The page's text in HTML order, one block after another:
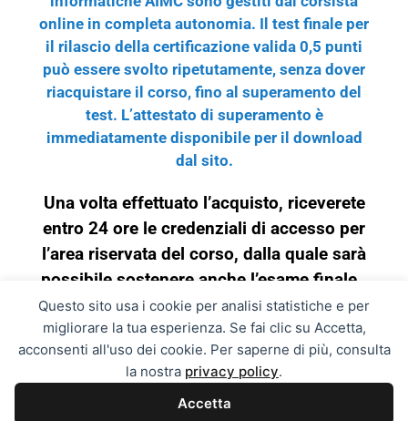
Questo sito usa i cookie per analisi statistiche e per
migliorare la tua esperienza. Se fai clic su Accetta,
acconsenti all'uso dei cookie. Per saperne di più, consulta
la nostra privacy policy.
Accetta
online in completa autonomia. Il test finale per
il rilascio della certificazione valida 0,5 punti
può essere svolto ripetutamente, senza dover
riacquistare il corso, fino al superamento del
test. L’attestato di superamento è
immediatamente disponibile per il download
dal sito.
Una volta effettuato l’acquisto, riceverete
entro 24 ore le credenziali di accesso per
l’area riservata del corso, dalla quale sarà
possibile sostenere anche l’esame finale.